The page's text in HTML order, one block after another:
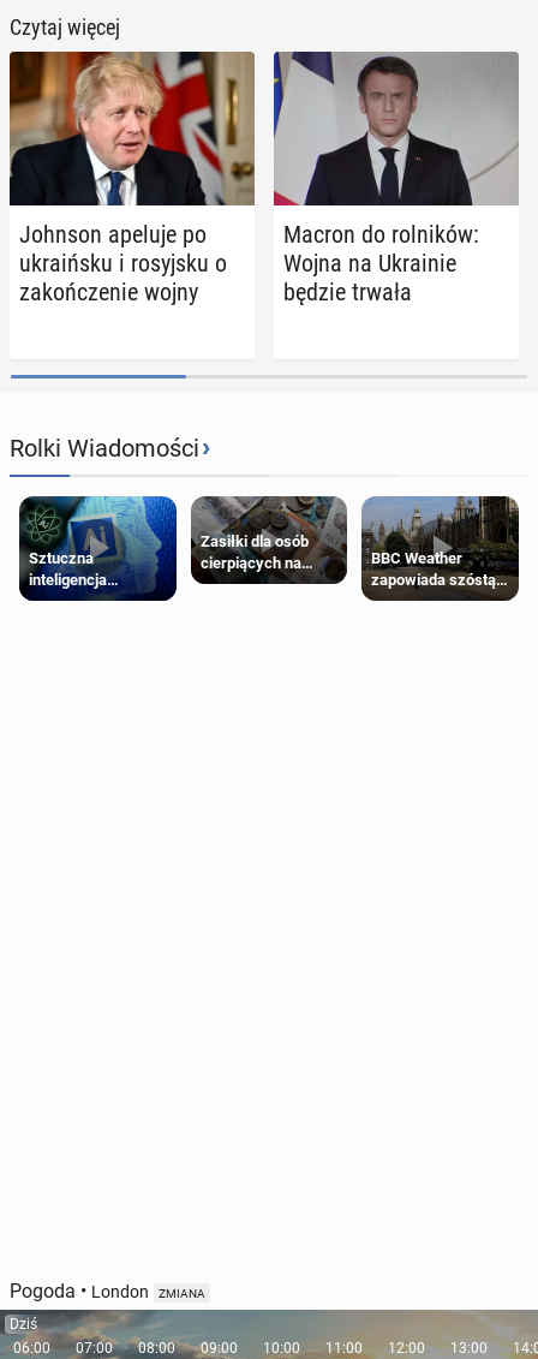
Czytaj więcej
Johnson apeluje po
ukra­iń­sku i ro­syj­sku o
za­koń­cze­nie wojny
Macron do rol­ni­ków:
Wojna na Ukra­inie
będzie trwała
Rolki Wiadomości›
Sztuczna
inteligencja
próbowała oszukać
Zasiłki dla osób
cierpiących na
schorzenia
BBC Weather
zapowiada szóstą
falę upałów w
Pogoda • London ZMIANA
Dziś
06:00
07:00 08:00 09:00 10:00 11:00 12:00 13:00